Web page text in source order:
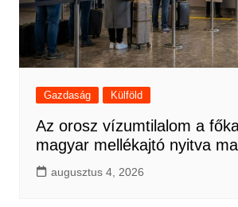
Gazdaság Külföld
Az orosz vízumtilalom a
magyar mellékajtó nyitva
augusztus 4, 2026